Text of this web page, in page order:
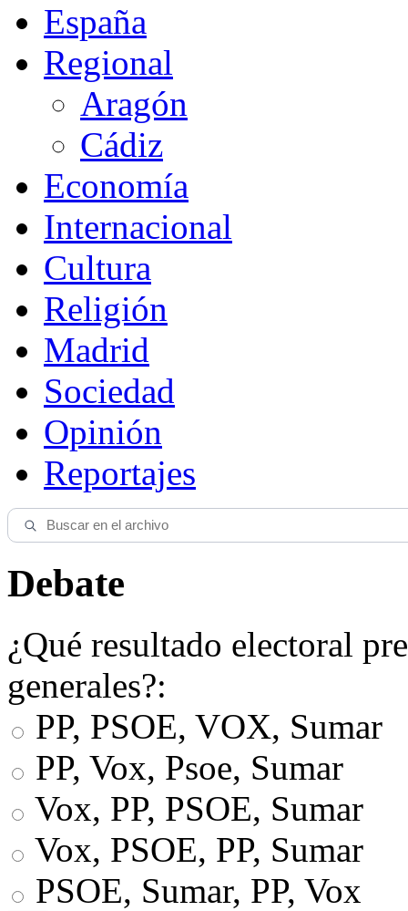
España
Regional
Aragón
Cádiz
Economía
Internacional
Cultura
Religión
Madrid
Sociedad
Opinión
Reportajes
Debate
¿Qué resultado electoral
generales?:
PP, PSOE, VOX, Sumar
PP, Vox, Psoe, Sumar
Vox, PP, PSOE, Sumar
Vox, PSOE, PP, Sumar
PSOE, Sumar, PP, Vox